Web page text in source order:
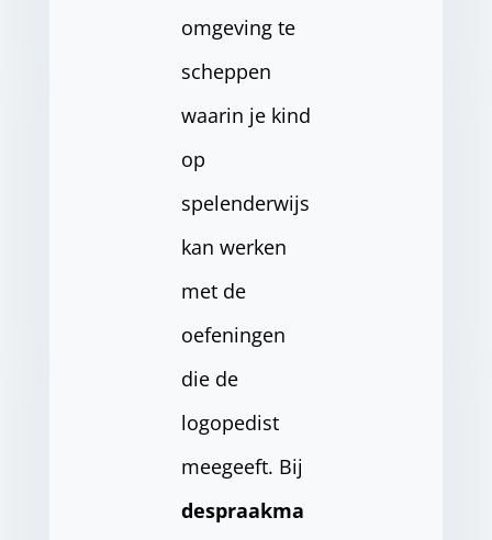
omgeving te
scheppen
waarin je kind
op
spelenderwijs
kan werken
met de
oefeningen
die de
logopedist
meegeeft. Bij
despraakma